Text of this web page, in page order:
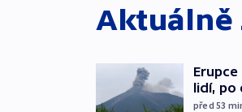
lidí, po
před 53